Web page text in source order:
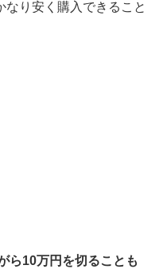
なり安く購入できること
ら10万円を切ることも